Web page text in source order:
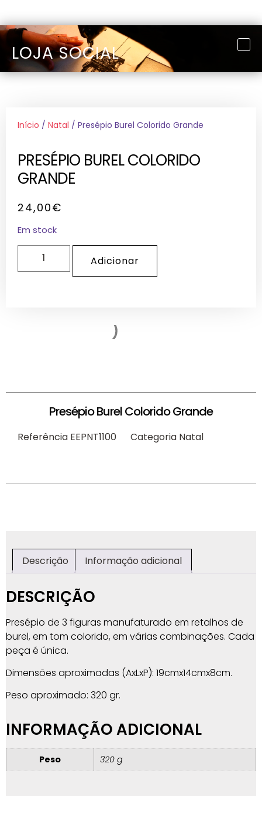
LOJA SOCIAL
Início / Natal / Presépio Burel Colorido Grande
PRESÉPIO BUREL COLORIDO
GRANDE
24,00€
Em stock
Adicionar
Presépio Burel Colorido Grande
Referência EEPNT1100 Categoria Natal
Descrição Informação adicional
DESCRIÇÃO
Presépio de 3 figuras manufaturado em retalhos de
burel, em tom colorido, em várias combinações. Cada
peça é única.
Dimensões aproximadas (AxLxP): 19cmx14cmx8cm.
Peso aproximado: 320 gr.
INFORMAÇÃO ADICIONAL
Peso 320 g